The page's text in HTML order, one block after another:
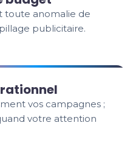
toute anomalie de
publicitaire.
vos campagnes ;
votre attention